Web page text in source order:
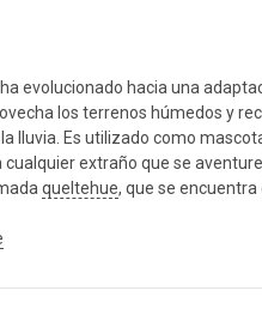
evolucionado hacia una
los terrenos húmedos y
lluvia. Es utilizado como
extraño que se
queltehue, que se